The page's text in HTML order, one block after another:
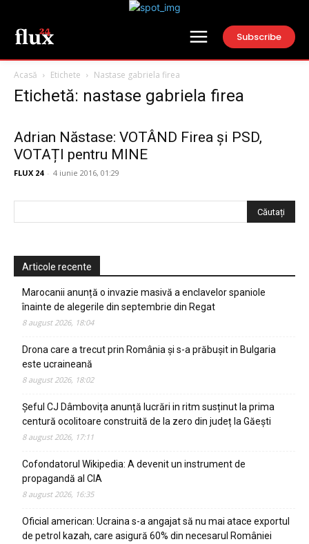
Subscribe
Acasă Etichete Nastase gabriela firea
Etichetă: nastase gabriela firea
Adrian Năstase: VOTÂND Firea și PSD,
VOTAȚI pentru MINE
FLUX 24 - 4 iunie 2016, 01:29
Articole recente
Marocanii anunță o invazie masivă a enclavelor spaniole
înainte de alegerile din septembrie din Regat
8 august 2026, 18:04
Drona care a trecut prin România și s-a prăbușit in Bulgaria
este ucraineană
8 august 2026, 18:02
Șeful CJ Dâmbovița anunță lucrări in ritm susținut la prima
centură ocolitoare construită de la zero din județ la Găești
8 august 2026, 17:11
Cofondatorul Wikipedia: A devenit un instrument de
propagandă al CIA
8 august 2026, 16:35
Oficial american: Ucraina s-a angajat să nu mai atace exportul
de petrol kazah, care asigură 60% din necesarul României